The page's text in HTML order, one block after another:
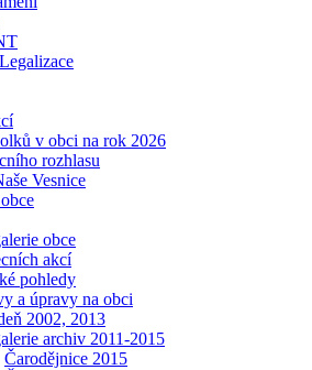
v obci na rok 2026
rozhlasu
Vesnice
obce
akcí
pohledy
a úpravy na obci
2002, 2013
archiv 2011-2015
Čarodějnice 2015